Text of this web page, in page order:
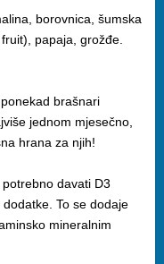
borovnica, šumska
papaja, grožđe.
brašnari
jednom mjesečno,
hrana za njih!
davati D3
To se dodaje
mineralnim